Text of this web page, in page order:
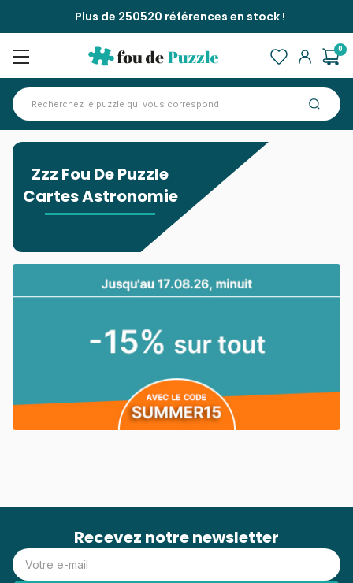
Plus de 250520 références en stock !
0
Zzz Fou De Puzzle
Cartes Astronomie
Recevez notre newsletter